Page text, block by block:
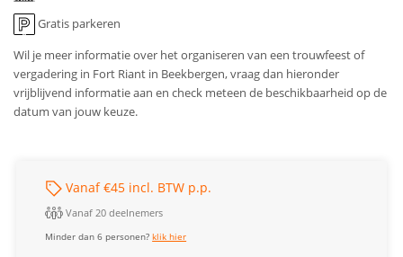
Gratis parkeren
Wil je meer informatie over het organiseren van een trouwfeest of
vergadering in Fort Riant in Beekbergen, vraag dan hieronder
vrijblijvend informatie aan en check meteen de beschikbaarheid op de
datum van jouw keuze.
Vanaf €45 incl. BTW p.p.
Vanaf 20 deelnemers
Minder dan 6 personen?klik hier